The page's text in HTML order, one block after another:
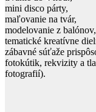
mini disco párty,
maľovanie na tvár,
modelovanie z balónov,
tematické kreatívne
zábavné súťaže
fotokútik, rekvizity a
fotografií).